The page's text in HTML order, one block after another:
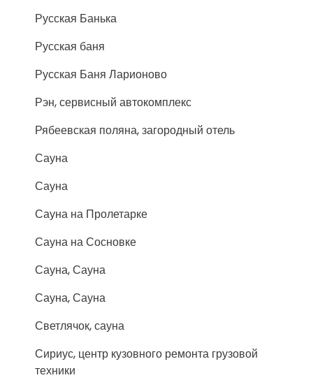
Русская Банька
Русская баня
Русская Баня Ларионово
Рэн, сервисный автокомплекс
Рябеевская поляна, загородный отель
Сауна
Сауна
Сауна на Пролетарке
Сауна на Сосновке
Сауна, Сауна
Сауна, Сауна
Светлячок, сауна
Сириус, центр кузовного ремонта грузовой
техники